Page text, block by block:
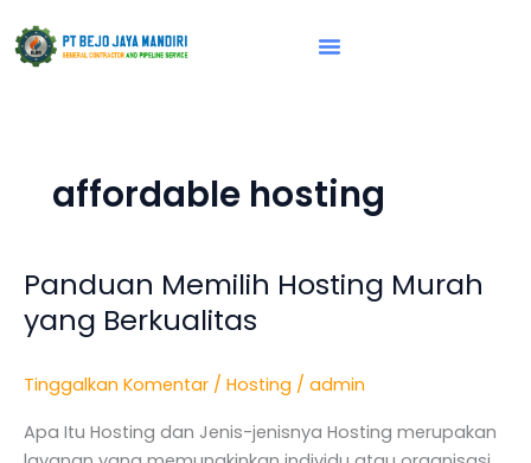
ke
konten
affordable hosting
Panduan Memilih Hosting Murah
yang Berkualitas
Tinggalkan Komentar / Hosting / admin
Apa Itu Hosting dan Jenis-jenisnya Hosting merupakan
Panduan
Hosting
yang
Berkualitas